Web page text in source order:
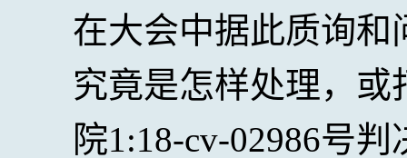
在大会中据此质询
究竟是怎样处理，
院1:18-cv-02986号判